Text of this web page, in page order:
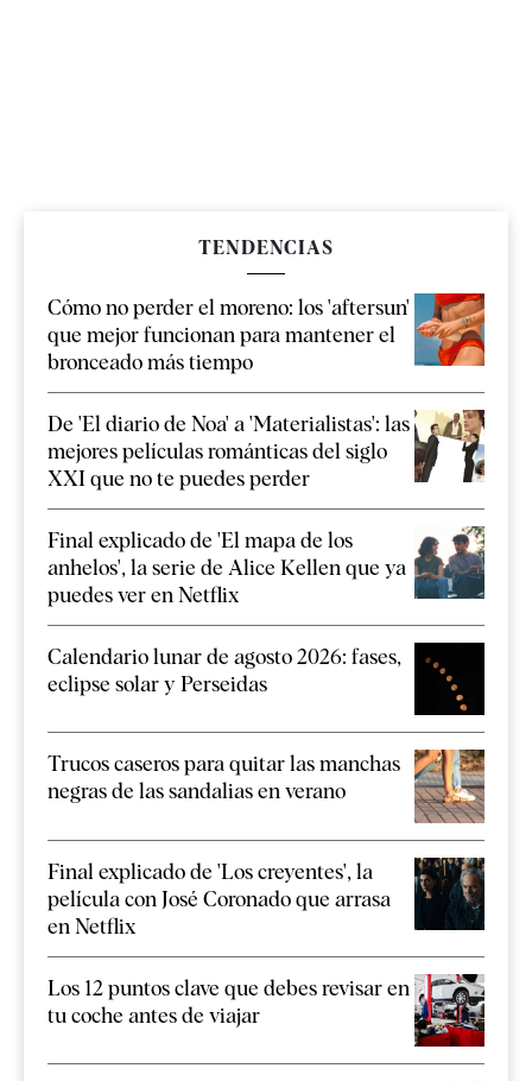
TENDENCIAS
Cómo no perder el moreno: los 'aftersun'
que mejor funcionan para mantener el
bronceado más tiempo
De 'El diario de Noa' a 'Materialistas': las
mejores películas románticas del siglo
XXI que no te puedes perder
Final explicado de 'El mapa de los
anhelos', la serie de Alice Kellen que ya
puedes ver en Netflix
Calendario lunar de agosto 2026: fases,
eclipse solar y Perseidas
Trucos caseros para quitar las manchas
negras de las sandalias en verano
Final explicado de 'Los creyentes', la
película con José Coronado que arrasa
en Netflix
Los 12 puntos clave que debes revisar en
tu coche antes de viajar